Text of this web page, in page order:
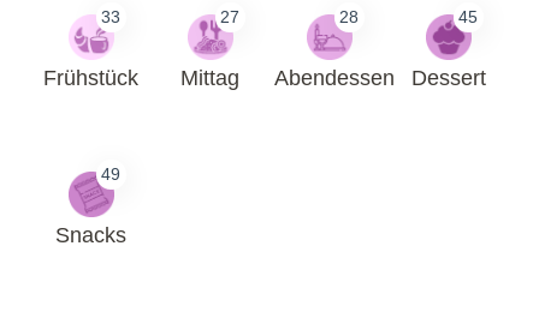
33
Frühstück
27
Mittag
28
Abendessen
45
Dessert
49
Snacks